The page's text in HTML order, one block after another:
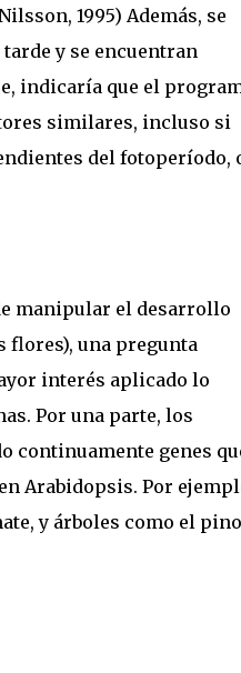
1995) Además, se
y se encuentran
indicaría que el
similares, incluso si
del fotoperíodo,
manipular el desarrollo
flores), una pregunta
interés aplicado lo
Por una parte, los
continuamente genes
Arabidopsis. Por
y árboles como el